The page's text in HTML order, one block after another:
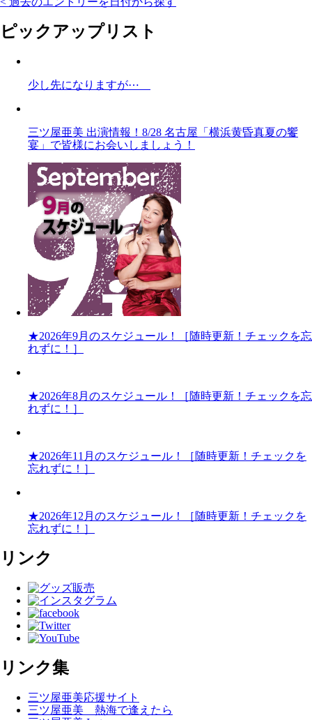
ピックアップリスト
少し先になりますが⋯
三ツ屋亜美 出演情報！8/28 名古屋「横浜黄昏真夏の饗
宴」で皆様にお会いしましょう！
★2026年9月のスケジュール！［随時更新！チェックを忘
れずに！］
★2026年8月のスケジュール！［随時更新！チェックを忘
れずに！］
★2026年11月のスケジュール！［随時更新！チェックを
忘れずに！］
★2026年12月のスケジュール！［随時更新！チェックを
忘れずに！］
リンク
リンク集
三ツ屋亜美応援サイト
三ツ屋亜美 熱海で逢えたら